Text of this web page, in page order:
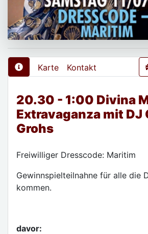
Karte Kontakt
20.30 - 1:00 Divina
Extravaganza mit DJ
Grohs
Freiwilliger Dresscode: Maritim
Gewinnspielteilnahne für alle die
kommen.
davor: